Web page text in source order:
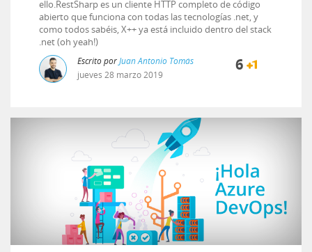
ello.RestSharp es un cliente HTTP completo de código
abierto que funciona con todas las tecnologías .net, y
como todos sabéis, X++ ya está incluido dentro del stack
.net (oh yeah!)
Escrito porJuan Antonio Tomás
jueves 28 marzo2019
6